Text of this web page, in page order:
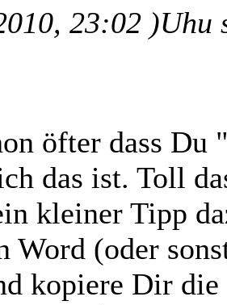
23:02 )Uhu
öfter dass Du
das ist. Toll
kleiner Tipp
Word (oder
kopiere Dir die